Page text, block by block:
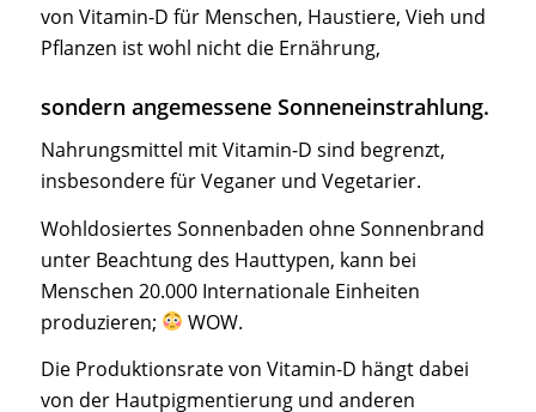
von Vitamin-D für Menschen, Haustiere, Vieh und
Pflanzen ist wohl nicht die Ernährung,
sondern angemessene Sonneneinstrahlung.
Nahrungsmittel mit Vitamin-D sind begrenzt,
insbesondere für Veganer und Vegetarier.
Wohldosiertes Sonnenbaden ohne Sonnenbrand
unter Beachtung des Hauttypen, kann bei
Menschen 20.000 Internationale Einheiten
produzieren;
WOW.
Die Produktionsrate von Vitamin-D hängt dabei
von der Hautpigmentierung und anderen